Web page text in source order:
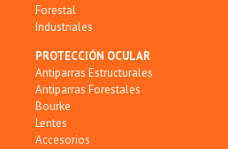
Forestal
Industriales
PROTECCIÓN OCULAR
Antiparras Estructurales
Antiparras Forestales
Bourke
Lentes
Accesorios